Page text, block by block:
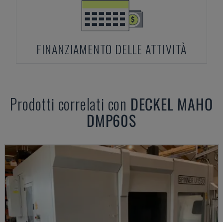
FINANZIAMENTO DELLE ATTIVITÀ
Prodotti correlati con DECKEL MAHO
DMP60S